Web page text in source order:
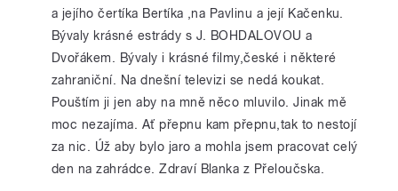
a jejího čertíka Bertíka ,na Pavlinu a její Kačenku.
Bývaly krásné estrády s J. BOHDALOVOU a
Dvořákem. Bývaly i krásné filmy,české i některé
zahraniční. Na dnešní televizi se nedá koukat.
Pouštím ji jen aby na mně něco mluvilo. Jinak mě
moc nezajíma. Ať přepnu kam přepnu,tak to nestojí
za nic. Úž aby bylo jaro a mohla jsem pracovat celý
den na zahrádce. Zdraví Blanka z Přeloučska.